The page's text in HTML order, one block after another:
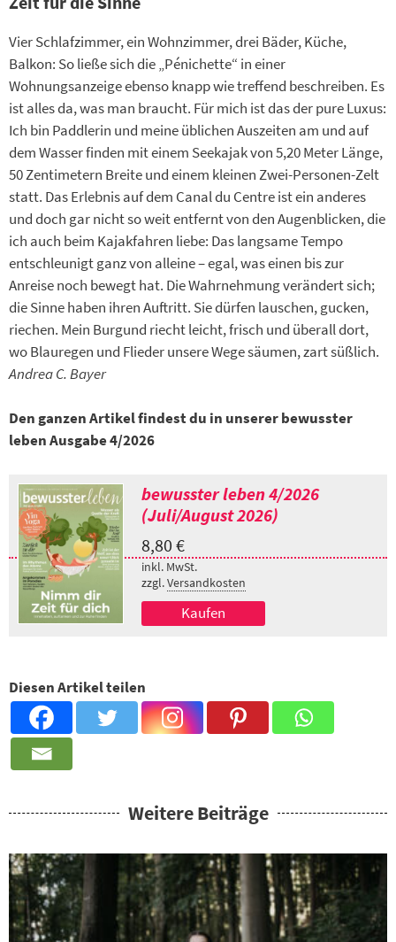
Vier Schlafzimmer, ein Wohnzimmer, drei Bäder, Küche,
Balkon: So ließe sich die „Pénichette“ in einer
Wohnungsanzeige ebenso knapp wie treffend beschreiben. Es
ist alles da, was man braucht. Für mich ist das der pure Luxus:
Ich bin Paddlerin und meine üblichen Auszeiten am und auf
dem Wasser finden mit einem Seekajak von 5,20 Meter Länge,
50 Zentimetern Breite und einem kleinen Zwei-Personen-Zelt
statt. Das Erlebnis auf dem Canal du Centre ist ein anderes
und doch gar nicht so weit entfernt von den Augenblicken, die
ich auch beim Kajakfahren liebe: Das langsame Tempo
entschleunigt ganz von alleine – egal, was einen bis zur
Anreise noch bewegt hat. Die Wahrnehmung verändert sich;
die Sinne haben ihren Auftritt. Sie dürfen lauschen, gucken,
riechen. Mein Burgund riecht leicht, frisch und überall dort,
wo Blauregen und Flieder unsere Wege säumen, zart süßlich.
Andrea C. Bayer
Den ganzen Artikel findest du in unserer bewusster
leben Ausgabe 4/2026
bewusster leben 4/2026
(Juli/August 2026)
8,80 €
inkl. MwSt.
zzgl.Versandkosten
Kaufen
Diesen Artikel teilen
Weitere Beiträge